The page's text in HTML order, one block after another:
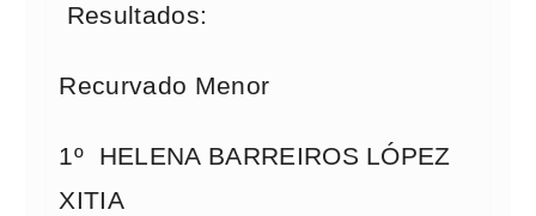
Resultados:
Recurvado Menor
1º HELENA BARREIROS LÓPEZ
XITIA